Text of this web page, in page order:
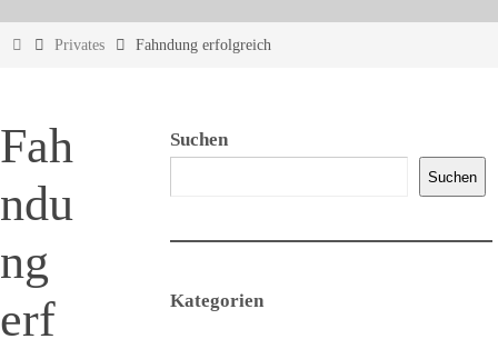
StartPrivates Fahndung erfolgreich
Fah
ndu
ng
erf
Suchen
Suchen
Kategorien